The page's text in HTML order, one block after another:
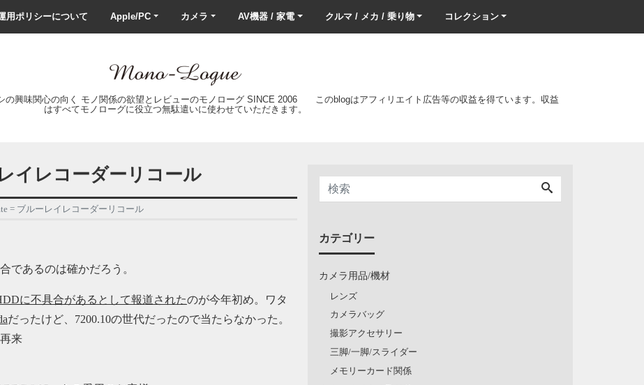
用ポリシーについて Apple/PC カメラ AV機器 / 家電 クルマ / メカ / 乗り物 コレクション
の興味関心の向く モノ関係の欲望とレビューのモノローグ SINCE 2006 このblogはアフィリエイト広告等の収益を得ています。収益
はすべてモノローグに役立つ無駄遣いに使わせていただきます。
イレコーダーリコール
= ブルーレイレコーダーリコール
であるのは確かだろう。
に不具合があるとして報道されたのが今年初め。ワタ
だったけど、7200.10の世代だったので当たらなかった。
来
カテゴリー
カメラ用品/機材
レンズ
カメラバッグ
撮影アクセサリー
三脚/一脚/スライダー
メモリーカード関係